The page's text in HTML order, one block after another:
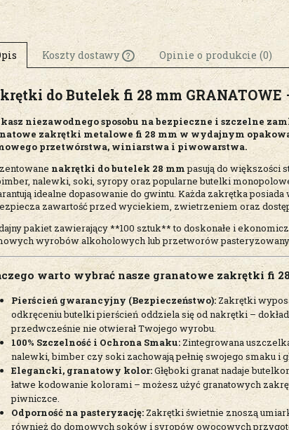
Koszty dostawy
Cena nie zawiera
ewentualnych kosztów
płatności
Opinie o produkcie (0)
do Butelek fi 28 mm GRANATOWE
niezawodnego sposobu na bezpieczne i szczelne
zakrętki metalowe fi 28 mm w wydajnym
przetwórstwa, winiarstwa i piwowarstwa.
nakrętki do butelek 28 mmpasują do większości
nalewki, soki, syropy oraz popularne butelki
idealne dopasowanie do gwintu. Każda zakrętka
zawartość przed wyciekiem, zwietrzeniem oraz
pakiet zawierający **100 sztuk** to doskonałe i
wyrobów alkoholowych lub przetworów
warto wybrać nasze granatowe zakrętki fi
Pierścień gwarancyjny (Bezpieczeństwo):Zakrętki
odkręceniu butelki pierścień oddziela się od nakrętki –
przedwcześnie nie otwierał Twojego wyrobu.
100% Szczelność i Ochrona Smaku: Zintegrowana
nalewki, bimber czy soki zachowają pełnię swojego smaku i
Elegancki, granatowy kolor:Głęboki granat nadaje
łatwe kodowanie kolorami – możesz użyć granatowych
piwniczce.
Odporność na pasteryzację: Zakrętki świetnie znoszą
również do domowych soków i syropów owocowych